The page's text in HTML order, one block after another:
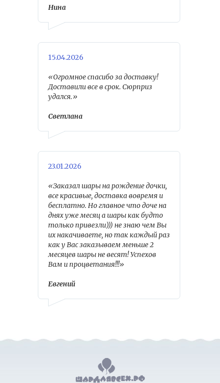
Нина
15.04.2026
«Огромное спасибо за доставку!
Доставили все в срок. Сюрприз
удался.»
Светлана
23.01.2026
«Заказал шары на рождение дочки,
все красивые, доставка вовремя и
бесплатно. Но главное что доче на
днях уже месяц а шары как будто
только привезли))) не знаю чем Вы
их накачиваете, но так каждый раз
как у Вас заказываем меньше 2
месяцев шары не весят! Успехов
Вам и процветания!!!»
Евгений